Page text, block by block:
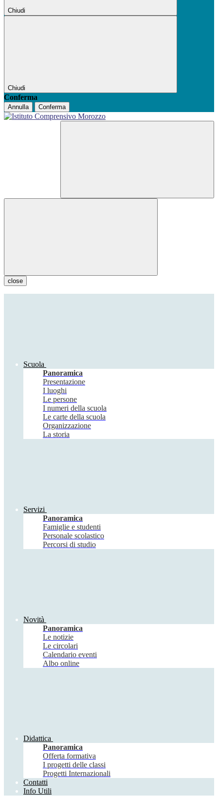
Chiudi
Chiudi
Conferma
Annulla Conferma
close
Scuola
Panoramica
Presentazione
I luoghi
Le persone
I numeri della scuola
Le carte della scuola
Organizzazione
La storia
Servizi
Panoramica
Famiglie e studenti
Personale scolastico
Percorsi di studio
Novità
Panoramica
Le notizie
Le circolari
Calendario eventi
Albo online
Didattica
Panoramica
Offerta formativa
I progetti delle classi
Progetti Internazionali
Contatti
Info Utili